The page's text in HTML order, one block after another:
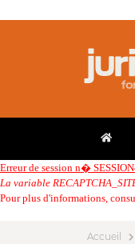
Erreur de session n�
La variable
Pour plus d'informations,
Accueil